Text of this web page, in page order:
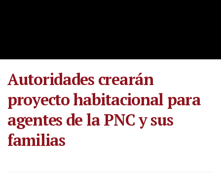
Autoridades crearán
proyecto habitacional para
agentes de la PNC y sus
familias